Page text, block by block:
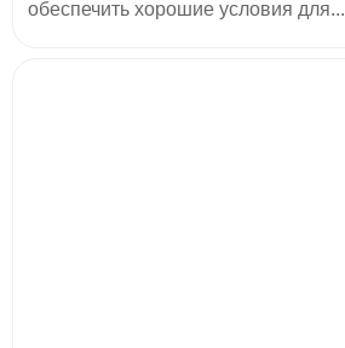
обеспечить хорошие условия для...